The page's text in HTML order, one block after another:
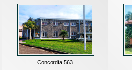
Concordía 563